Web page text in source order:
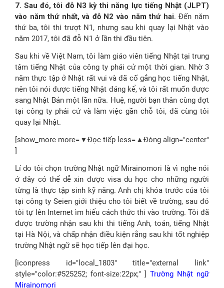
7. Sau đó, tôi đỗ N3 kỳ thi năng lực tiếng Nhật (JLPT)
vào năm thứ nhất, và đỗ N2 vào năm thứ hai. Đến năm
thứ ba, tôi thi trượt N1, nhưng sau khi quay lại Nhật vào
năm 2017, tôi đã đỗ N1 ở lần thi đầu tiên.
Sau khi về Việt Nam, tôi làm giáo viên tiếng Nhật tại trung
tâm tiếng Nhật của công ty phái cử một thời gian. Nhờ 3
năm thực tập ở Nhật rất vui và đã cố gắng học tiếng Nhật,
nên tôi nói được tiếng Nhật đáng kể, và tôi rất muốn được
sang Nhật Bản một lần nữa. Huệ, người bạn thân cùng đợt
tại công ty phái cử và làm việc gần chỗ tôi, đã cùng tôi
quay lại Nhật.
[show_more more=▼Đọc tiếp less=▲Đóng align="center"
Lí do tôi chọn trường Nhật ngữ Mirainomori là vì nghe nói
ở đây có thể dễ xin được visa du học cho những người
từng là thực tập sinh kỹ năng. Anh chị khóa trước của tôi
tại công ty Seien giới thiệu cho tôi biết về trường, sau đó
tôi tự lên Internet ìm hiểu cách thức thi vào trường. Tôi đã
được trường nhận sau khi thi tiếng Anh, toán, tiếng Nhật
tại Hà Nội, và chấp nhận điều kiện rằng sau khi tốt nghiệp
trường Nhật ngữ sẽ học tiếp lên đại học.
[iconpress id="local_1803" title="external link"
style="color:#525252; font-size:22px;" ] Trường Nhật ngữ
Mirainomori